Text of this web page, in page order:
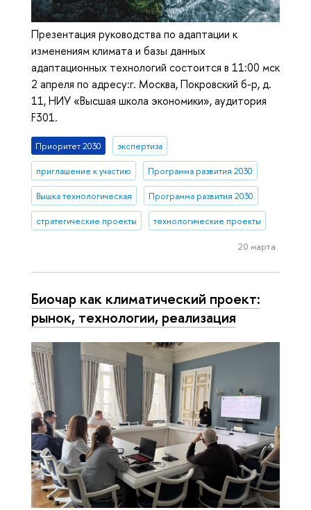
Презентация руководства по адаптации к
изменениям климата и базы данных
адаптационных технологий состоится в 11:00 мск
2 апреля по адресу:г. Москва, Покровский б-р, д.
11, НИУ «Высшая школа экономики», аудитория
F301.
Приоритет 2030 экспертиза
приглашение к участию Программа развития 2030
Вышка технологическая Программа развития 2030
стратегические проекты технологические проекты
20 марта
Биочар как климатический проект:
рынок, технологии, реализация